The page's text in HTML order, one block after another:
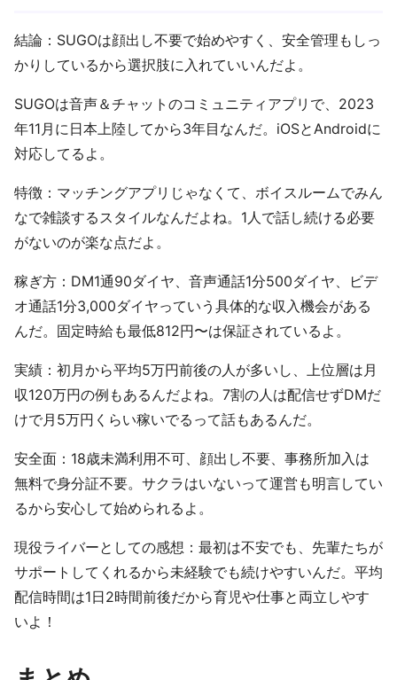
結論：SUGOは顔出し不要で始めやすく、安全管理もしっ
かりしているから選択肢に入れていいんだよ。
SUGOは音声＆チャットのコミュニティアプリで、2023
年11月に日本上陸してから3年目なんだ。iOSとAndroidに
対応してるよ。
特徴：マッチングアプリじゃなくて、ボイスルームでみん
なで雑談するスタイルなんだよね。1人で話し続ける必要
がないのが楽な点だよ。
稼ぎ方：DM1通90ダイヤ、音声通話1分500ダイヤ、ビデ
オ通話1分3,000ダイヤっていう具体的な収入機会がある
んだ。固定時給も最低812円〜は保証されているよ。
実績：初月から平均5万円前後の人が多いし、上位層は月
収120万円の例もあるんだよね。7割の人は配信せずDMだ
けで月5万円くらい稼いでるって話もあるんだ。
安全面：18歳未満利用不可、顔出し不要、事務所加入は
無料で身分証不要。サクラはいないって運営も明言してい
るから安心して始められるよ。
現役ライバーとしての感想：最初は不安でも、先輩たちが
サポートしてくれるから未経験でも続けやすいんだ。平均
配信時間は1日2時間前後だから育児や仕事と両立しやす
いよ！